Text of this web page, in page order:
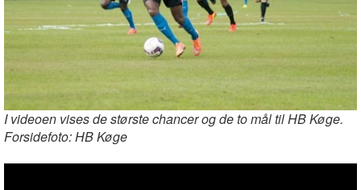
I videoen vises de største chancer og de to mål til HB Køge.
Forsidefoto: HB Køge